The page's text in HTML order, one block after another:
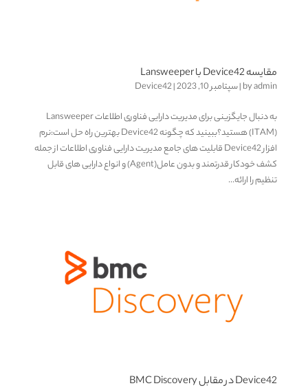
مقایسه Device42 با Lansweeper
byadmin
|سپتامبر 10, 2023 |
Device42
به دنبال جایگزینی برای مدیریت دارایی فناوری اطلاعات Lansweeper
(ITAM) هستید؟ببینید که چگونه Device42 بهترین راه حل است:نرم
افزار Device42 قابلیت های جامع مدیریت دارایی فناوری اطلاعات از جمله
کشف خودکار قدرتمند و بدون عامل(Agent) و انواع دارایی های قابل
تنظیم را ارائه...
Device42 در مقابل BMC Discovery